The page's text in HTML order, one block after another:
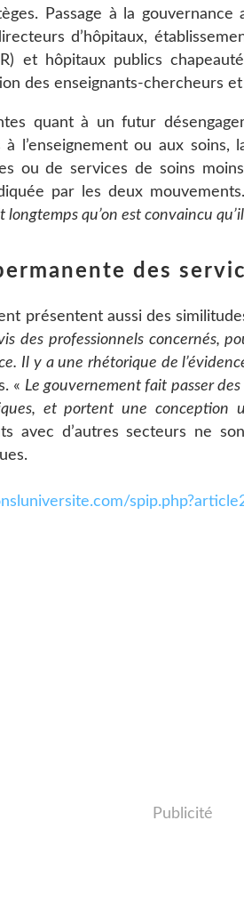
Passage à la
d’hôpitaux,
et hôpitaux publics
des enseignants-chercheurs
quant à un futur
à l’enseignement ou aux
ou de services de soins
par les deux
longtemps qu’on est convaincu
des
présentent aussi des
des professionnels concernés,
Il y a une rhétorique de
« Le gouvernement fait passer des
et portent une conception
avec d’autres secteurs ne
Publicité